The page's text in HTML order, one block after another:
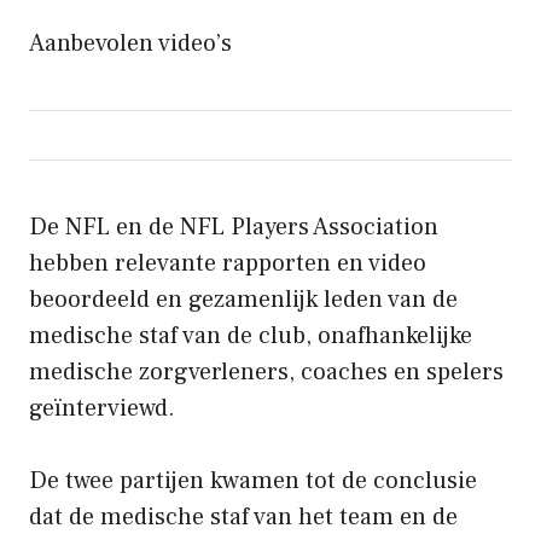
Aanbevolen video’s
De NFL en de NFL Players Association
hebben relevante rapporten en video
beoordeeld en gezamenlijk leden van de
medische staf van de club, onafhankelijke
medische zorgverleners, coaches en spelers
geïnterviewd.
De twee partijen kwamen tot de conclusie
dat de medische staf van het team en de